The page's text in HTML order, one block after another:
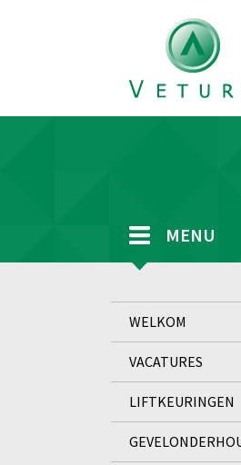
MENU
WELKOM
VACATURES
LIFTKEURINGEN